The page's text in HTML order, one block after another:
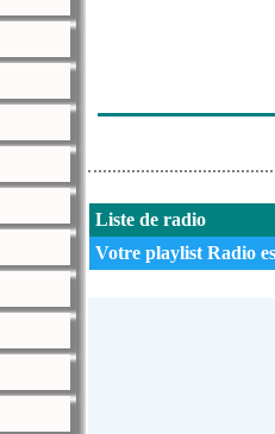
Liste de radio
Votre playlist Radio